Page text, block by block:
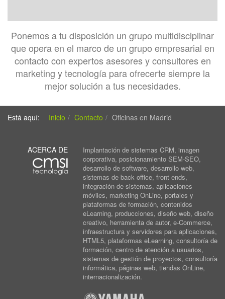
Ponemos a tu disposición un grupo multidisciplinar
que opera en el marco de un grupo empresarial en
contacto con expertos asesores y consultores en
marketing y tecnología para ofrecerte siempre la
mejor solución a tus necesidades.
Está aquí: Inicio Contacto Oficinas en Madrid
ACERCA DE
Implantación de sistemas CRM, imagen
corporativa, posicionamiento SEM-SEO,
desarrollo de software, desarrollo web,
sistemas de back office, front ends,
integración de sistemas, aplicaciones
móviles, marketing OnLine, portales y
plataformas de formación, contenidos
eLearning, producciones, diseño web, diseño
creativo, herramienta de autor, e-Commerce,
infraestructura y servidores para aplicaciones,
HTML5, plataformas eLearning, consultoría de
formación, centro de atención a usuarios,
sistemas de gestión de proyectos, consultoría
informática, páginas web, tiendas OnLine,
internacionalización.